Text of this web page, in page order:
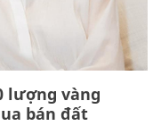
lượng vàng
bán đất